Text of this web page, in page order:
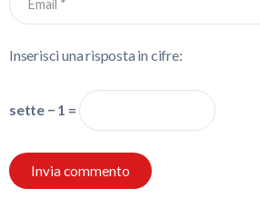
Inserisci una risposta in cifre:
sette − 1 =